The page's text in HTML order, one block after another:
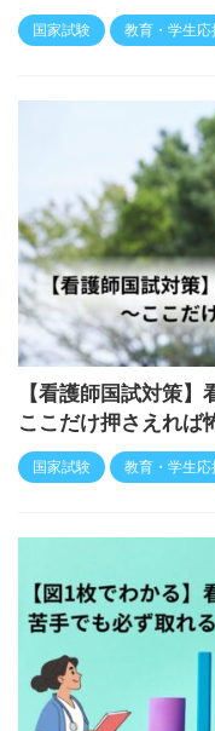
国家試験 教育・学生応
【看護師国試対策】
ここだけ押さえれば
国家試験 教育・学生応